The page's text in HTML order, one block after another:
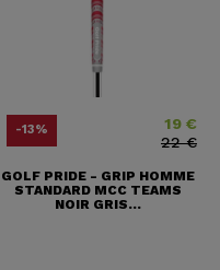
-13% Price19 €
Regular
22 €
GOLF PRIDE - GRIP HOMME
STANDARD MCC TEAMS
NOIR GRIS...